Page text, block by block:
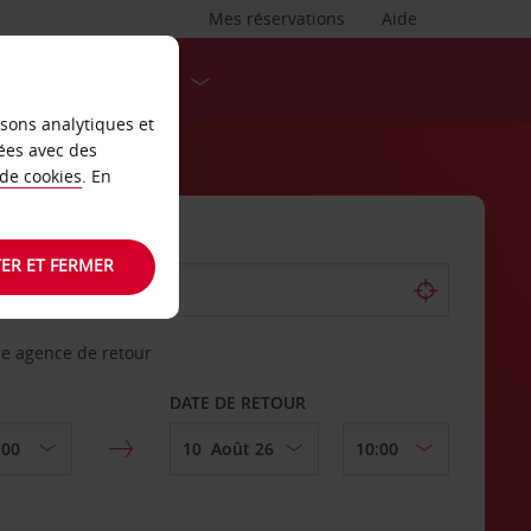
Aide
Mes réservations
agence de retour
DATE DE RETOUR
analytiques et
avec des
cookies. En
ET FERMER